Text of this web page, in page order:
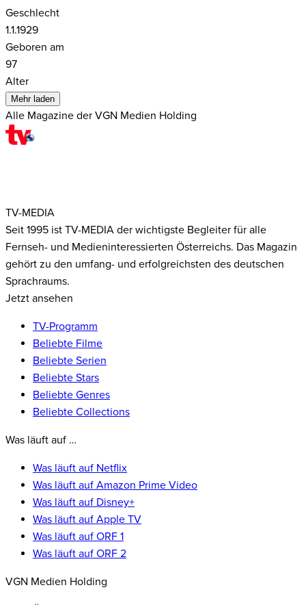
Geschlecht
1.1.1929
Geboren am
97
Alter
Mehr laden
Alle Magazine der VGN Medien Holding
TV-MEDIA
Seit 1995 ist TV-MEDIA der wichtigste Begleiter für alle
Fernseh- und Medieninteressierten Österreichs. Das Magazin
gehört zu den umfang- und erfolgreichsten des deutschen
Sprachraums.
Jetzt ansehen
TV-Programm
Beliebte Filme
Beliebte Serien
Beliebte Stars
Beliebte Genres
Beliebte Collections
Was läuft auf …
Was läuft auf Netflix
Was läuft auf Amazon Prime Video
Was läuft auf Disney+
Was läuft auf Apple TV
Was läuft auf ORF 1
Was läuft auf ORF 2
VGN Medien Holding